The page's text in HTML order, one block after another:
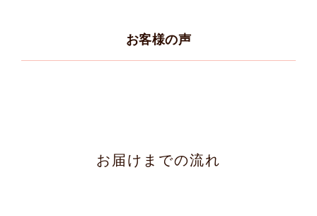
お客様の声
お届けまでの流れ